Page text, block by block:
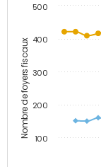
Nombre de foyers fiscaux
100
200
300
400
500